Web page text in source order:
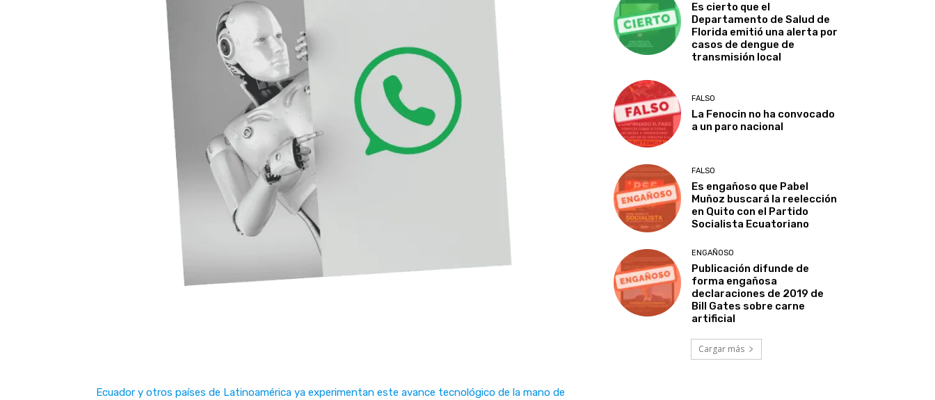
Ecuador y otros países de Latinoamérica ya experimentan este avance tecnológico de la mano de
Es cierto que el
Departamento de Salud de
Florida emitió una alerta por
casos de dengue de
transmisión local
FALSO
La Fenocin no ha convocado
a un paro nacional
FALSO
Es engañoso que Pabel
Muñoz buscará la reelección
en Quito con el Partido
Socialista Ecuatoriano
ENGAÑOSO
Publicación difunde de
forma engañosa
declaraciones de 2019 de
Bill Gates sobre carne
artificial
Cargar más